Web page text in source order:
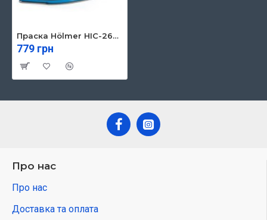
Праска Hölmer HIC-2642
779 грн
Про нас
Про нас
Доставка та оплата